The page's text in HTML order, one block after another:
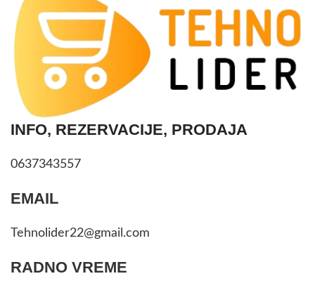
INFO, REZERVACIJE, PRODAJA
0637343557
EMAIL
Tehnolider22@gmail.com
RADNO VREME